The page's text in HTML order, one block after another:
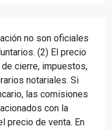
no son oficiales
(2) El precio
cierre, impuestos,
notariales. Si
las comisiones
con la
precio de venta. En